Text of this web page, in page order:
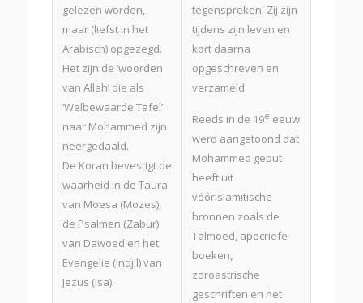
gelezen worden,
maar (liefst in het
Arabisch) opgezegd.
Het zijn de ‘woorden
van Allah’ die als
‘Welbewaarde Tafel’
naar Mohammed zijn
neergedaald.
De Koran bevestigt de
waarheid in de Taura
van Moesa (Mozes),
de Psalmen (Zabur)
van Dawoed en het
Evangelie (Indjil) van
Jezus (Isa).
tegenspreken. Zij zijn
tijdens zijn leven en
kort daarna
opgeschreven en
verzameld.
Reeds in de 19e eeuw
werd aangetoond dat
Mohammed geput
heeft uit
vóórislamitische
bronnen zoals de
Talmoed, apocriefe
boeken,
zoroastrische
geschriften en het